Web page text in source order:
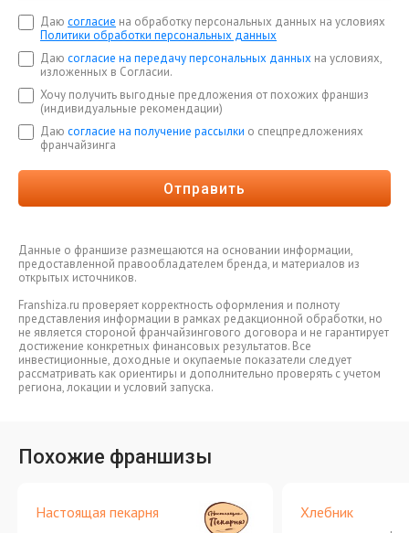
Даю согласие на обработку персональных данных на условиях
Политики обработки персональных данных
Даю согласие на передачу персональных данных на условиях,
изложенных в Согласии.
Хочу получить выгодные предложения от похожих франшиз
(индивидуальные рекомендации)
Даю согласие на получение рассылки о спецпредложениях
франчайзинга
Отправить
Данные о франшизе размещаются на основании информации,
предоставленной правообладателем бренда, и материалов из
открытых источников.
Franshiza.ru проверяет корректность оформления и полноту
представления информации в рамках редакционной обработки, но
не является стороной франчайзингового договора и не гарантирует
достижение конкретных финансовых результатов. Все
инвестиционные, доходные и окупаемые показатели следует
рассматривать как ориентиры и дополнительно проверять с учетом
региона, локации и условий запуска.
Похожие франшизы
Настоящая пекарня Хлебник